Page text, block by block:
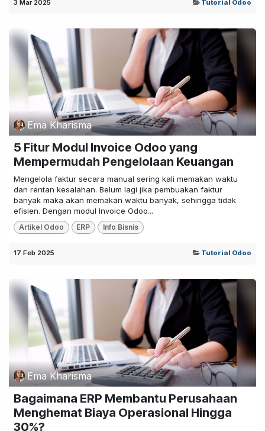
3 Mar 2025 Tutorial Odoo
Ema Kharisma
5 Fitur Modul Invoice Odoo yang
Mempermudah Pengelolaan Keuangan
Mengelola faktur secara manual sering kali memakan waktu
dan rentan kesalahan. Belum lagi jika pembuakan faktur
banyak maka akan memakan waktu banyak, sehingga tidak
efisien. Dengan modul Invoice Odoo...
Artikel Odoo ERP Info Bisnis
17 Feb 2025 Tutorial Odoo
Ema Kharisma
Bagaimana ERP Membantu Perusahaan
Menghemat Biaya Operasional Hingga
30%?